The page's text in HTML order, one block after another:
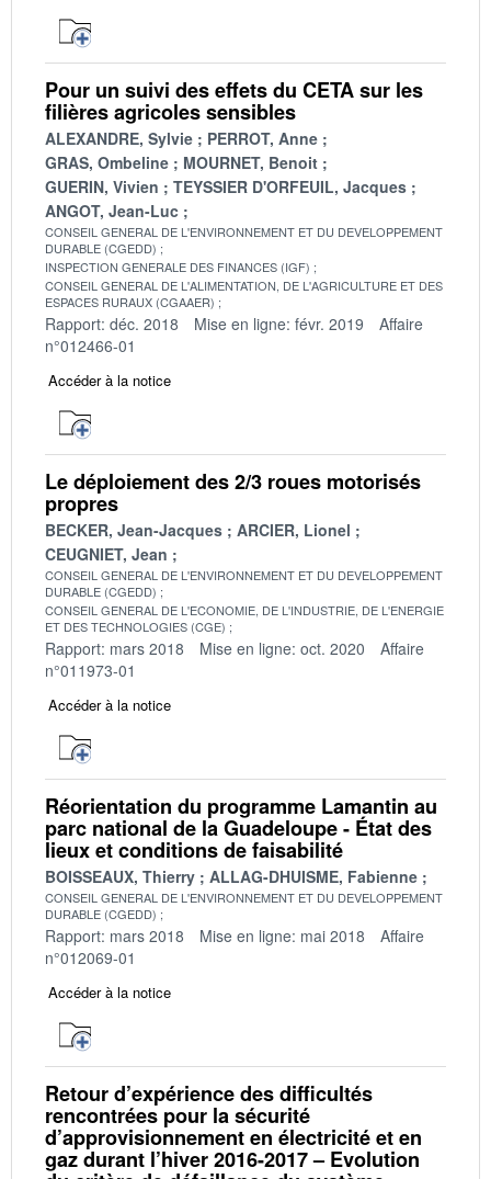
Pour un suivi des effets du CETA sur les
filières agricoles sensibles
ALEXANDRE, Sylvie
PERROT, Anne
GRAS, Ombeline
MOURNET, Benoit
GUERIN, Vivien
TEYSSIER D'ORFEUIL, Jacques
ANGOT, Jean-Luc
CONSEIL GENERAL DE L'ENVIRONNEMENT ET DU DEVELOPPEMENT
DURABLE (CGEDD)
INSPECTION GENERALE DES FINANCES (IGF)
CONSEIL GENERAL DE L'ALIMENTATION, DE L'AGRICULTURE ET DES
ESPACES RURAUX (CGAAER)
Rapport: déc. 2018 Mise en ligne: févr. 2019
Affaire
n°012466-01
Accéder à la notice
Le déploiement des 2/3 roues motorisés
propres
BECKER, Jean-Jacques
ARCIER, Lionel
CEUGNIET, Jean
CONSEIL GENERAL DE L'ENVIRONNEMENT ET DU DEVELOPPEMENT
DURABLE (CGEDD)
CONSEIL GENERAL DE L'ECONOMIE, DE L'INDUSTRIE, DE L'ENERGIE
ET DES TECHNOLOGIES (CGE)
Rapport: mars 2018 Mise en ligne: oct. 2020
Affaire
n°011973-01
Accéder à la notice
Réorientation du programme Lamantin au
parc national de la Guadeloupe - État des
lieux et conditions de faisabilité
BOISSEAUX, Thierry ALLAG-DHUISME, Fabienne
CONSEIL GENERAL DE L'ENVIRONNEMENT ET DU DEVELOPPEMENT
DURABLE (CGEDD)
Rapport: mars 2018 Mise en ligne: mai 2018
Affaire
n°012069-01
Accéder à la notice
Retour d’expérience des difficultés
rencontrées pour la sécurité
d’approvisionnement en électricité et en
gaz durant l’hiver 2016-2017 – Evolution